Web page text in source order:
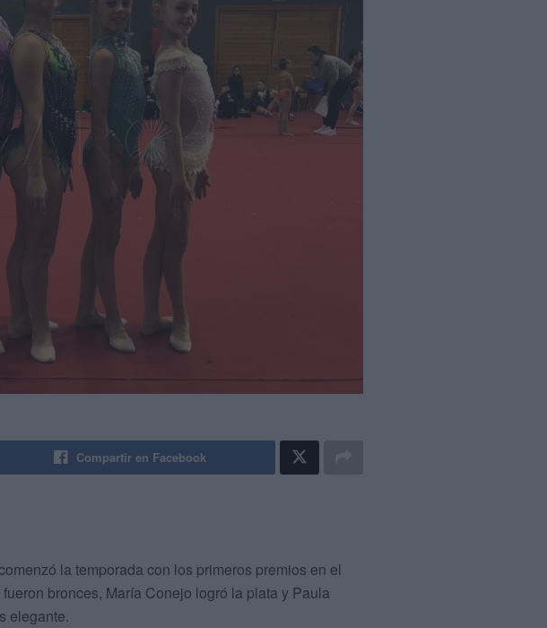
Compartir en Facebook
la temporada con los primeros premios en el
bronces, María Conejo logró la plata y Paula
elegante.